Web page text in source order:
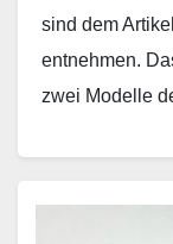
sind dem
entnehmen.
zwei Modelle